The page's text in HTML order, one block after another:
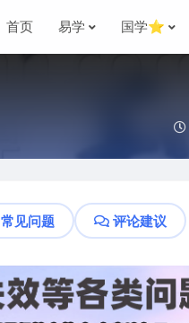
首页 易学 国学⭐
常见问题 评论建议